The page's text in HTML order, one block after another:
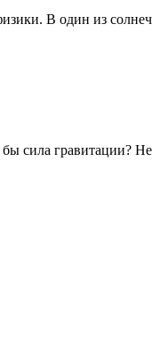
В один из
бы сила гравитации?